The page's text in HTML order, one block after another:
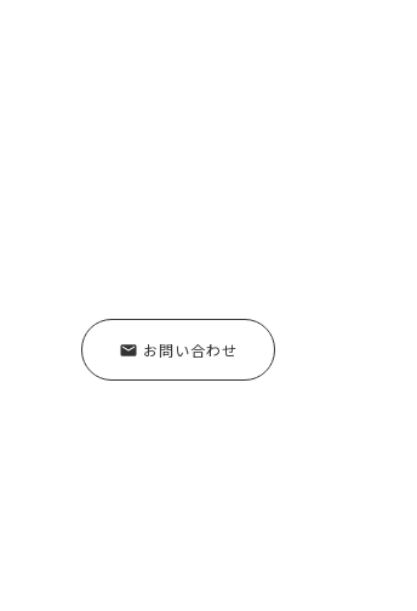
お問い合わせ